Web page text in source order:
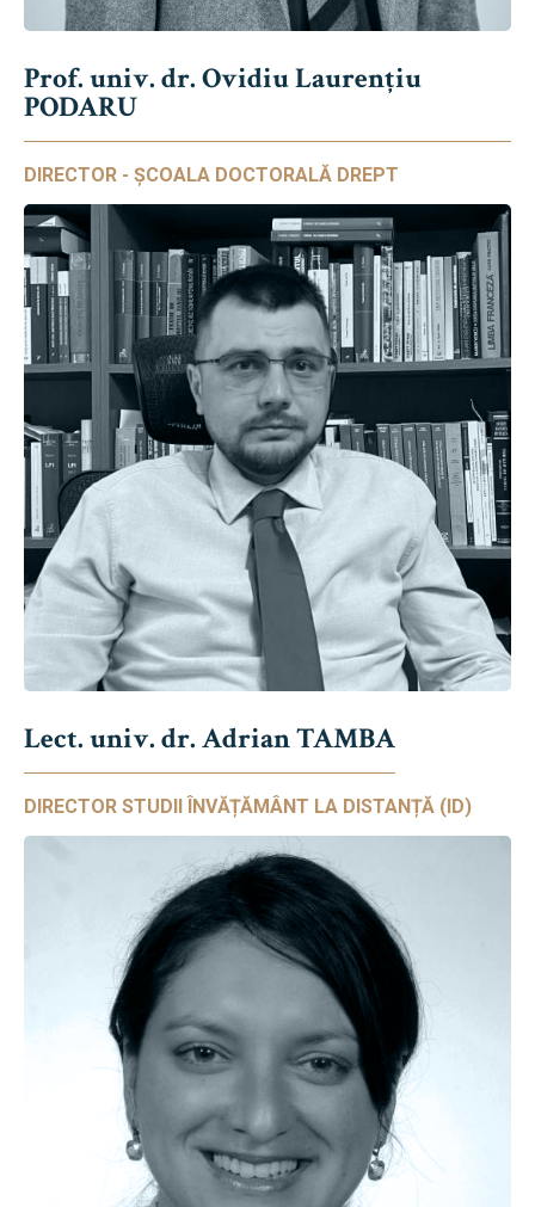
Prof. univ. dr. Ovidiu Laurențiu
PODARU
DIRECTOR - ȘCOALA DOCTORALĂ DREPT
Lect. univ. dr. Adrian TAMBA
DIRECTOR STUDII ÎNVĂȚĂMÂNT LA DISTANȚĂ (ID)